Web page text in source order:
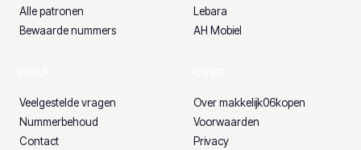
Alle patronen
Bewaarde nummers
Lebara
AH Mobiel
Veelgestelde vragen
Nummerbehoud
Contact
Over makkelijk06kopen
Voorwaarden
Privacy